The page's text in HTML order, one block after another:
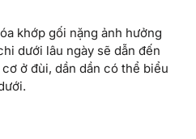
khớp gối nặng ảnh hưởng
dưới lâu ngày sẽ dẫn đến
ở đùi, dần dần có thể biểu